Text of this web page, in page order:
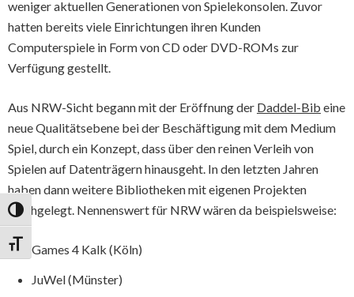
Umschalten auf hohe Kontraste
Schrift vergrößern
weniger aktuellen Generationen von Spielekonsolen. Zuvor
hatten bereits viele Einrichtungen ihren Kunden
Computerspiele in Form von CD oder DVD-ROMs zur
Verfügung gestellt.
Aus NRW-Sicht begann mit der Eröffnung der Daddel-Bib eine
neue Qualitätsebene bei der Beschäftigung mit dem Medium
Spiel, durch ein Konzept, dass über den reinen Verleih von
Spielen auf Datenträgern hinausgeht. In den letzten Jahren
haben dann weitere Bibliotheken mit eigenen Projekten
Nachgelegt. Nennenswert für NRW wären da beispielsweise:
Games 4 Kalk (Köln)
JuWel (Münster)